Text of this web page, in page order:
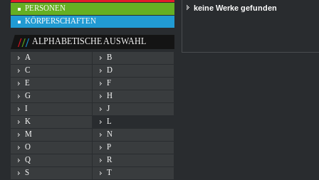
PERSONEN
KÖRPERSCHAFTEN
ALPHABETISCHE AUSWAHL
A
B
C
D
E
F
G
H
I
J
K
L
M
N
O
P
Q
R
S
T
keine Werke gefunden